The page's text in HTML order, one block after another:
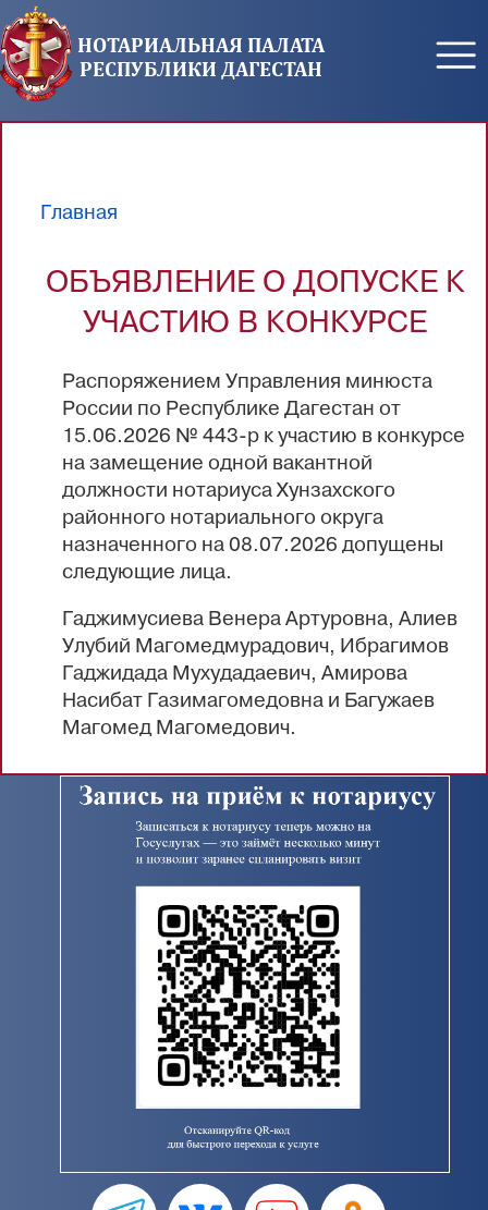
Перейти к основному содержанию
НОТАРИАЛЬНАЯ ПАЛАТА
РЕСПУБЛИКИ ДАГЕСТАН
Главная
ОБЪЯВЛЕНИЕ О ДОПУСКЕ К
УЧАСТИЮ В КОНКУРСЕ
Распоряжением Управления минюста
России по Республике Дагестан от
15.06.2026 № 443-р к участию в конкурсе
на замещение одной вакантной
должности нотариуса Хунзахского
районного нотариального округа
назначенного на 08.07.2026 допущены
следующие лица.
Гаджимусиева Венера Артуровна, Алиев
Улубий Магомедмурадович, Ибрагимов
Гаджидада Мухудадаевич, Амирова
Насибат Газимагомедовна и Багужаев
Магомед Магомедович.